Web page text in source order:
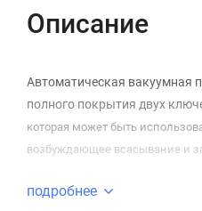
Описание
Автоматическая вакуумная
полного покрытия двух
которая может быть
возбуждающее всасывание и
подробнее